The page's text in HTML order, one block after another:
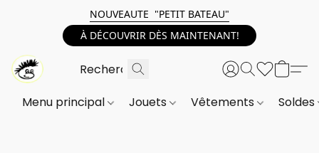
NOUVEAUTE "PETIT BATEAU"
À DÉCOUVRIR DÈS MAINTENANT!
Menu principal Jouets Vêtements Soldes